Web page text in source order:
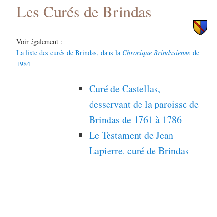
principal
secondaire
Les Curés de Brindas
Voir également :
La liste des curés de Brindas, dans la Chronique Brindasienne de
1984.
Curé de Castellas,
desservant de la paroisse de
Brindas de 1761 à 1786
Le Testament de Jean
Lapierre, curé de Brindas